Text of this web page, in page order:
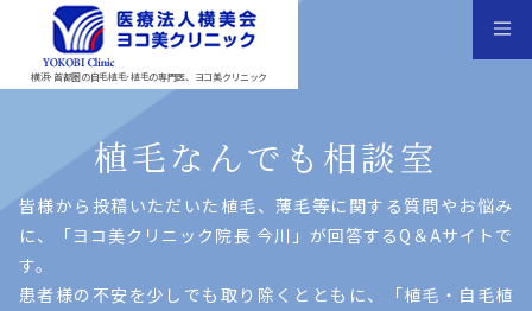
横浜･首都圏の自毛植毛･植毛の専門医、ヨコ美クリニック
植毛なんでも相談室
皆様から投稿いただいた植⽑、薄⽑等に関する質問やお悩み
に、「ヨコ美クリニック院⻑ 今川」が回答するQ＆Aサイトで
す。
患者様の不安を少しでも取り除くとともに、「植⽑・⾃⽑植